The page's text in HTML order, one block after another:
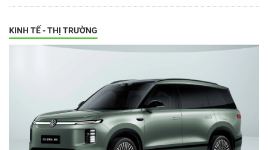
KINH TẾ - THỊ TRƯỜNG